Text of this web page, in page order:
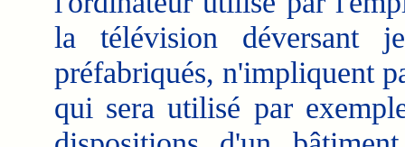
la télévision déversant
préfabriqués, n'impliquent
qui sera utilisé par